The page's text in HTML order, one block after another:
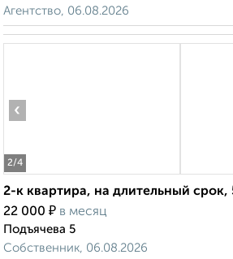
Агентство, 06.08.2026
2/4
‹
2-к квартира, на длительный срок,
22 000 ₽ в месяц
Подъячева 5
Собственник, 06.08.2026